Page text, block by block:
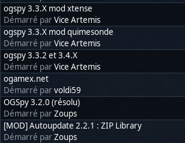
ogspy 3.3.X mod xtense
Démarré parVice Artemis
ogspy 3.3.X mod quimesonde
Démarré parVice Artemis
ogspy 3.3.2 et 3.4.X
Démarré parVice Artemis
ogamex.net
Démarré parvoldi59
OGSpy 3.2.0 (résolu)
Démarré parZoups
[MOD] Autoupdate 2.2.1 : ZIP Library
Démarré parZoups